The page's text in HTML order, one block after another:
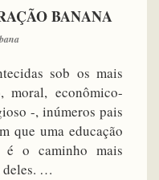
BANANA
sob os mais
moral, econômico-
-, inúmeros pais
que uma educação
é o caminho mais
deles. …